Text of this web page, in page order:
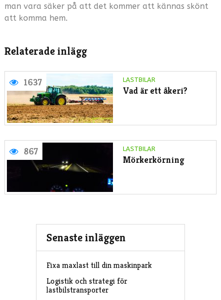
man vara säker på att det kommer att kännas skönt
att komma hem.
Relaterade inlägg
1637 LASTBILAR
Vad är ett åkeri?
867 LASTBILAR
Mörkerkörning
Senaste inläggen
Fixa maxlast till din maskinpark
Logistik och strategi för
lastbilstransporter